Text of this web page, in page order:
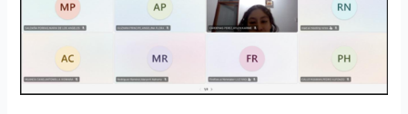
empleabilidad
los
estudiantes